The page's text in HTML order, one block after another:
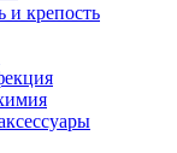
и крепость